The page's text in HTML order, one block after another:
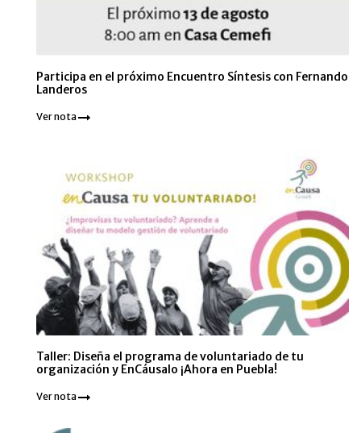
Participa en el próximo Encuentro Síntesis con Fernando
Landeros
Ver nota
Taller: Diseña el programa de voluntariado de tu
organización y EnCáusalo ¡Ahora en Puebla!
Ver nota